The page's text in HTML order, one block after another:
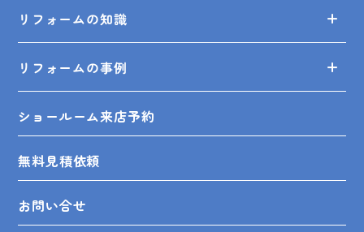
リフォームの知識
リフォームの事例
ショールーム来店予約
無料見積依頼
お問い合せ